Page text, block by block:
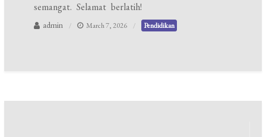
semangat. Selamat berlatih!
admin March 7, 2026 Pendidikan